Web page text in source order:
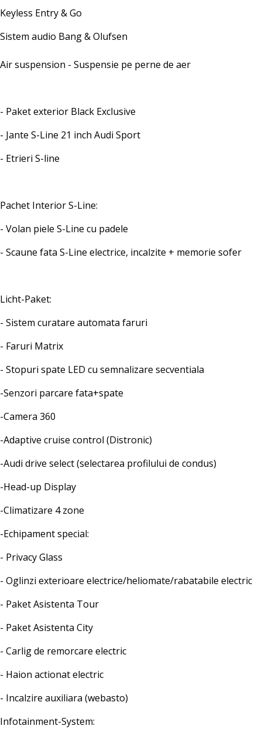
Keyless Entry & Go
Sistem audio Bang & Olufsen
Air suspension - Suspensie pe perne de aer
- Paket exterior Black Exclusive
- Jante S-Line 21 inch Audi Sport
- Etrieri S-line
Pachet Interior S-Line:
- Volan piele S-Line cu padele
- Scaune fata S-Line electrice, incalzite + memorie sofer
Licht-Paket:
- Sistem curatare automata faruri
- Faruri Matrix
- Stopuri spate LED cu semnalizare secventiala
-Senzori parcare fata+spate
-Camera 360
-Adaptive cruise control (Distronic)
-Audi drive select (selectarea profilului de condus)
-Head-up Display
-Climatizare 4 zone
-Echipament special:
- Privacy Glass
- Oglinzi exterioare electrice/heliomate/rabatabile electric
- Paket Asistenta Tour
- Paket Asistenta City
- Carlig de remorcare electric
- Haion actionat electric
- Incalzire auxiliara (webasto)
Infotainment-System: